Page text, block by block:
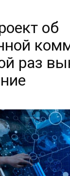
об
раз